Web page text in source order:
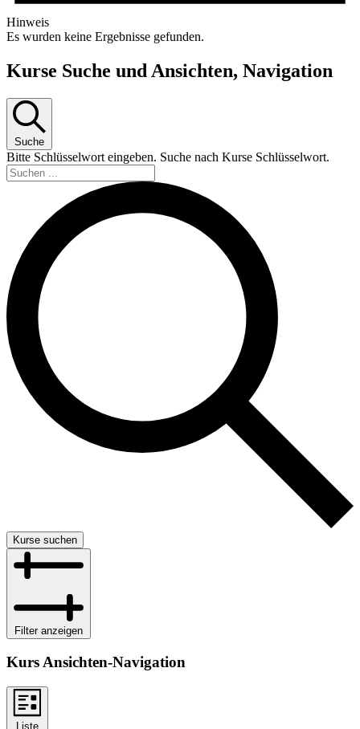
Hinweis
Es wurden keine Ergebnisse gefunden.
Kurse Suche und Ansichten, Navigation
Suche
Bitte Schlüsselwort eingeben. Suche nach Kurse Schlüsselwort.
Kurse suchen
Filter anzeigen
Kurs Ansichten-Navigation
Liste